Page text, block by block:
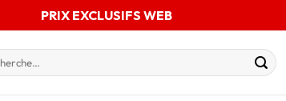
PRIX EXCLUSIFS WEB